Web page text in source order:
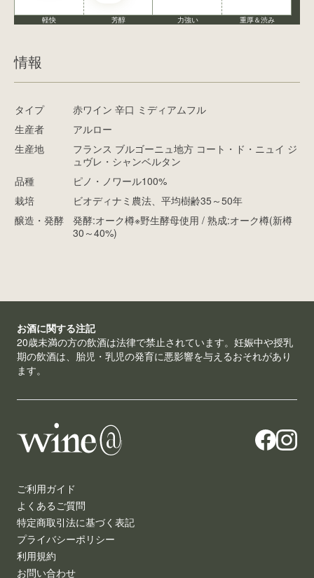
軽快 芳醇 力強い 重厚＆渋み
情報
タイプ
赤ワイン 辛口 ミディアムフル
生産者
アルロー
生産地
フランス ブルゴーニュ地方 コート・ド・ニュイ ジ
ュヴレ・シャンベルタン
品種
ピノ・ノワール100%
栽培
ビオディナミ農法、平均樹齢35～50年
醸造・発酵
発酵:オーク樽※野生酵母使用 / 熟成:オーク樽(新樽
30～40%)
お酒に関する注記
20歳未満の方の飲酒は法律で禁止されています。妊娠中や授乳
期の飲酒は、胎児・乳児の発育に悪影響を与えるおそれがあり
ます。
ご利用ガイド
よくあるご質問
特定商取引法に基づく表記
プライバシーポリシー
利用規約
お問い合わせ